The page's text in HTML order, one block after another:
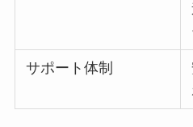
サポート体制